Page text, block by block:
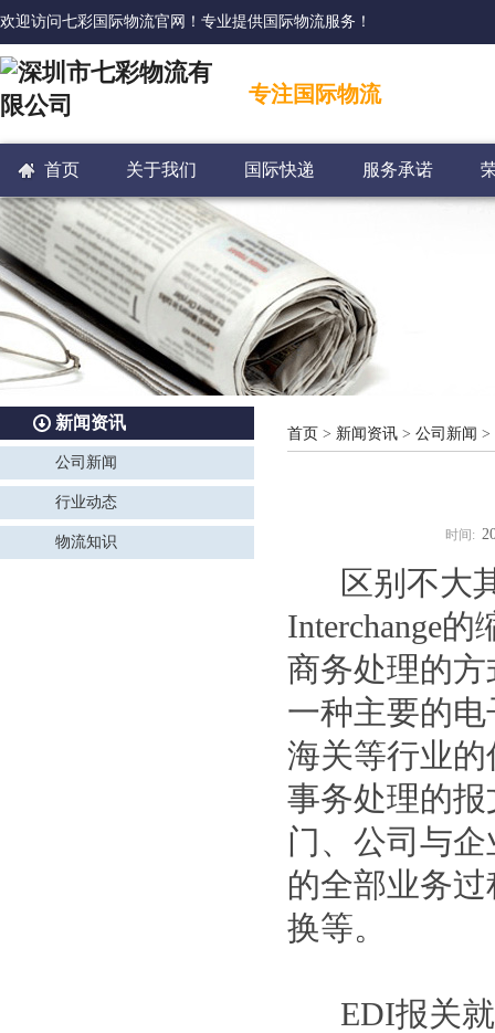
欢迎访问七彩国际物流官网！专业提供国际物流服务！
专注国际物流
首页 关于我们 国际快递 服务承诺
新闻资讯
公司新闻
行业动态
物流知识
首页 > 新闻资讯 > 公司新闻 >
时间:
区别不大其
Interchange
商务处理的
一种主要的
海关等行业
事务处理的
门、公司与
的全部业务
换等。
EDI报关就